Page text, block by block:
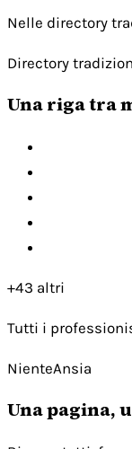
Nelle directory
Directory
Una riga tra
+43 altri
Tutti i
NienteAnsia
Una pagina,